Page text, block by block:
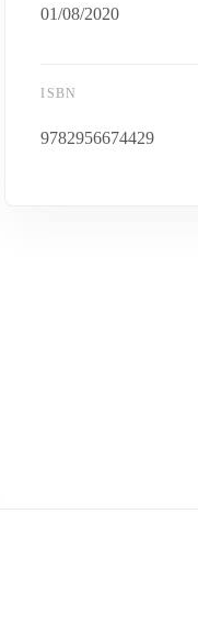
01/08/2020
ISBN
9782956674429